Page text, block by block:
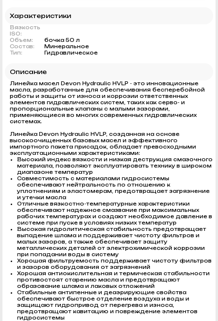
Характеристики
Вязкость
ISO:
Объем:
бочка 50 л
Состав:
Минеральное
Тип:
Гидравлическое
Описание
Линейка масел Devon Hydraulic HVLP - это инновационные
масла, разработанные для обеспечивания бесперебойной
работы и защиты от износа и коррозии ответственных
элементов гидравлических систем, таких как серво- и
пропорциональные клапаны с малыми зазорами,
применяющиеся во многих современных гидравлических
системах.
Линейка Devon Hydraulic HVLP, созданная на основе
высокоочищенных базовых масел и эффективного
импортного пакета присадок, обладает превосходными
эксплуатационными характеристиками:
Высокий индекс вязкости и низкая деструкция смазочного
материала, позволяют эксплуатировать технику в широком
диапазоне температур
Совместимость с материалами гидросистемы
обеспечивают нейтральность по отношению к
уплотнениям и эластомерам, предотвращает загрязнение
и утечки масла
Отличные вязкостно-температурные характеристики
обеспечивают надежное смазвание при максимальных
рабочих температурах и создают необходимое давление в
системе при пуске в условиях низких температур
Высокая гидролитическая стабильность предотвращает
выпадение шлама и поддерживает чистоту фильтров и
малых зазоров, а также обеспечивает защиту
металлических деталей от электрохимической коррозии
при попадании воды в систему
Хорошая фильтруемость поддерживает чистоту фильтров
и зазоров оборудования от загрязнений
Хорошая антиокислительная и термическая стабильности
противостоят старению масла и предотвращают
образование шлама и лаковых отложений
Стабильные антипенные и деаэрирующие свойства
обеспечивают быстрое отделение воздуха и воды и
защищают гидропривод от перегрева и износа,
предотвращают кавитацию и повреждение элементов
гидросистемы